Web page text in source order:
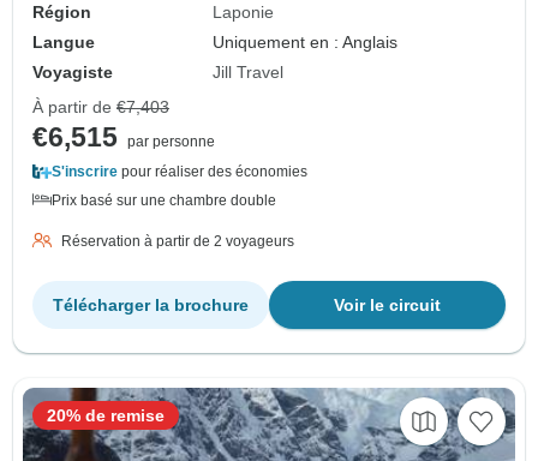
Région
Laponie
Langue
Uniquement en : Anglais
Voyagiste
Jill Travel
À partir de €7,403
€6,515 par personne
S'inscrire pour réaliser des économies
Prix basé sur une chambre double
Réservation à partir de 2 voyageurs
Voir le circuit
Télécharger la brochure
20% de remise